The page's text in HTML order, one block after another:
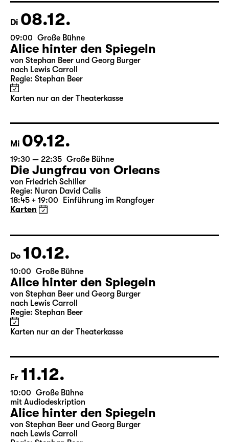
von Wilhelm Hauff
Regie: Enrico Lübbe
Im Anschluss: „Selfie im Bühnenlicht“
Karten
Fr 18.12.
10:00 — 11:50
Große Bühne
Familienstück
von Wilhelm Hauff
Regie: Enrico Lübbe
Karten nur an der Theaterkasse
Sa 19.12.
19:30 — 20:55
Version)
von William Shakespeare
Deutsch von Jens Roselt
Fassung von Pia Richter und Julia Buchberger
Regie: Pia Richter
18:45 + 19:00 Einführung im Rangfoyer
Karten
20.12.
18:00 Große Bühne
Bernarda Albas Haus
von Federico García Lorca
Deutsch von Hans Magnus Enzensberger
Regie: Salome Schneebeli
Karten